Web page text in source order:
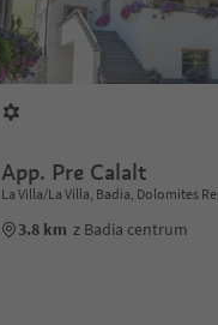
App. Pre Calalt
La Villa/La Villa, Badia, Dolomites
3.8 km z Badia centrum